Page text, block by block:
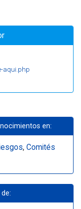
aqui.php
en:
, Comités